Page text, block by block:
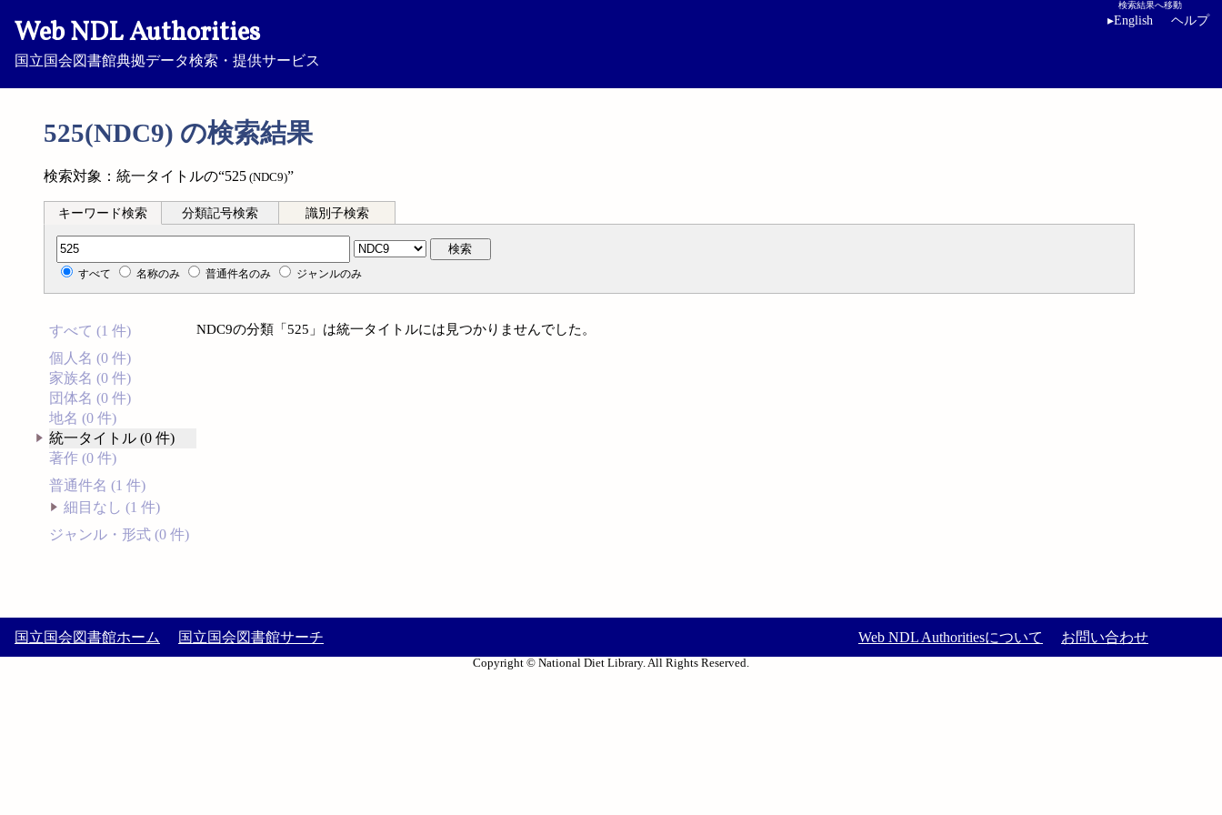
Web NDL Authorities
国立国会図書館典拠データ検索・提供サービス
検索結果へ移動
▸English ヘルプ
525(NDC9) の検索結果
検索対象：統一タイトルの“525 (NDC9)”
キーワード検索 分類記号検索 識別子検索
分類記号検索 検索
すべて 名称のみ 普通件名のみ ジャンルのみ
すべて (1 件)
個人名 (0 件)
家族名 (0 件)
団体名 (0 件)
地名 (0 件)
統一タイトル (0 件)
著作 (0 件)
普通件名 (1 件)
細目なし (1 件)
ジャンル・形式 (0 件)
NDC9の分類「525」は統一タイトルには見つかりませんでした。
国立国会図書館ホーム 国立国会図書館サーチ Web NDL Authoritiesについて お問い合わせ
Copyright © National Diet Library. All Rights Reserved.